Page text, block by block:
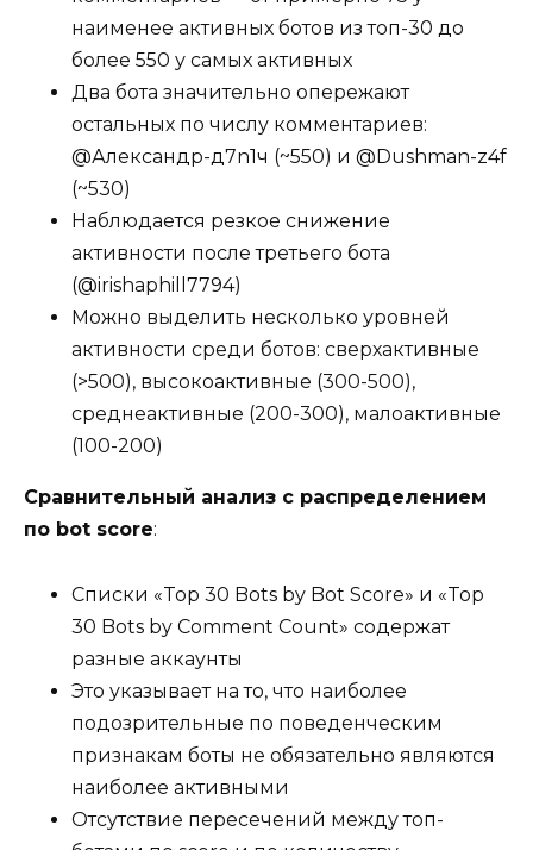
наименее активных ботов из топ-30 до
более 550 у самых активных
Два бота значительно опережают
остальных по числу комментариев:
@Александр-д7n1ч (~550) и @Dushman-z4f
(~530)
Наблюдается резкое снижение
активности после третьего бота
(@irishaphill7794)
Можно выделить несколько уровней
активности среди ботов: сверхактивные
(>500), высокоактивные (300-500),
среднеактивные (200-300), малоактивные
(100-200)
Сравнительный анализ с распределением
по bot score:
Списки «Top 30 Bots by Bot Score» и «Top
30 Bots by Comment Count» содержат
разные аккаунты
Это указывает на то, что наиболее
подозрительные по поведенческим
признакам боты не обязательно являются
наиболее активными
Отсутствие пересечений между топ-